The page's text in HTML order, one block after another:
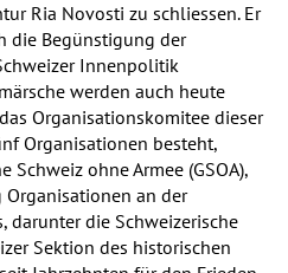
Ria Novosti zu schliessen. Er
die Begünstigung der
Innenpolitik
werden auch heute
Organisationskomitee dieser
Organisationen besteht,
Schweiz ohne Armee (GSOA),
an der
darunter die Schweizerische
Sektion des historischen